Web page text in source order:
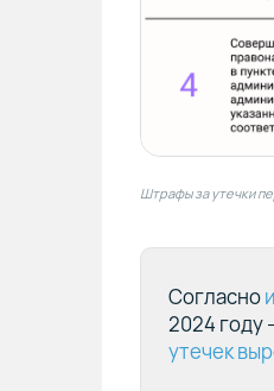
Штрафы за утечки
Согласно
2024 году
утечек